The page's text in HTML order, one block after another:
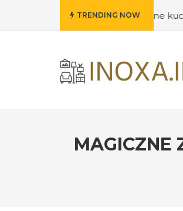
TRENDING NOW
na oryginalne kuchenne półki
MAGICZNE